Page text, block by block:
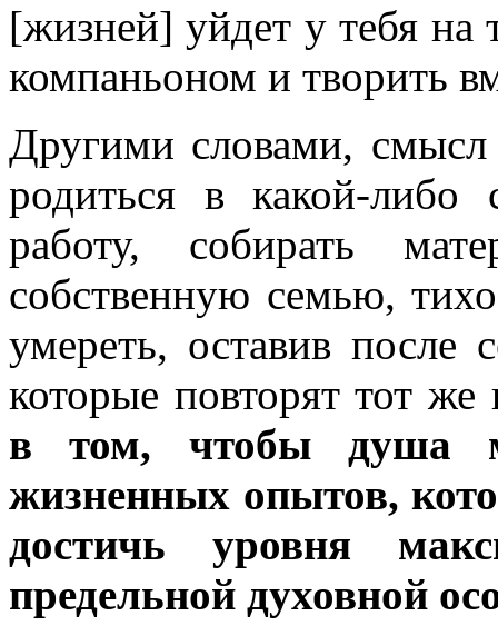
[жизней] уйдет у тебя
компаньоном и творить
Другими словами,
родиться в какой-
работу, собирать
собственную семью,
умереть, оставив после
которые повторят тот
в том, чтобы душа
жизненных опытов,
достичь уровня
предельной духовной